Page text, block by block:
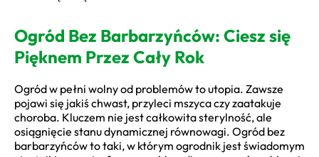
Ogród Bez Barbarzyńców: Ciesz się
Pięknem Przez Cały Rok
Ogród w pełni wolny od problemów to utopia. Zawsze
pojawi się jakiś chwast, przyleci mszyca czy zaatakuje
choroba. Kluczem nie jest całkowita sterylność, ale
osiągnięcie stanu dynamicznej równowagi. Ogród bez
barbarzyńców to taki, w którym ogrodnik jest świadomym